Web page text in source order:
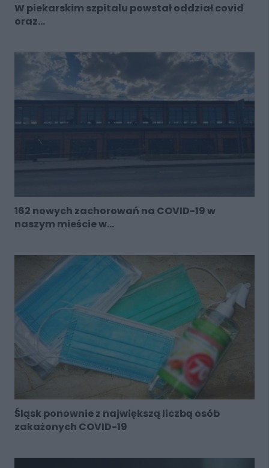
W piekarskim szpitalu powstał oddział covid
oraz...
162 nowych zachorowań na COVID-19 w
naszym mieście w...
Śląsk ponownie z największą liczbą osób
zakażonych COVID-19